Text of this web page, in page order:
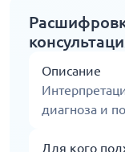
Описание
диагноза и
Для кого